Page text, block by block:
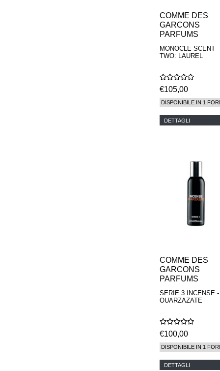
COMME DES
GARCONS
PARFUMS
MONOCLE SCENT
TWO: LAUREL
€105,00
DISPONIBILE IN 1
DETTAGLI
COMME DES
GARCONS
PARFUMS
SERIE 3 INCENSE -
OUARZAZATE
€100,00
DISPONIBILE IN 1
DETTAGLI